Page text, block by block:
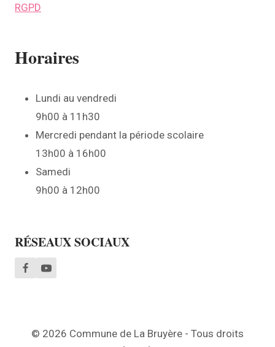
RGPD
Horaires
Lundi au vendredi
9h00 à 11h30
Mercredi pendant la période scolaire
13h00 à 16h00
Samedi
9h00 à 12h00
RÉSEAUX SOCIAUX
© 2026 Commune de La Bruyère - Tous droits